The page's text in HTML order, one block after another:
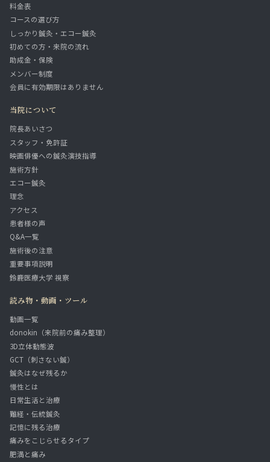
料金表
コースの選び方
しっかり鍼灸・エコー鍼灸
初めての方・来院の流れ
助成金・保険
メンバー制度
会員に有効期限はありません
当院について
院長あいさつ
スタッフ・免許証
映画俳優への鍼灸演技指導
施術方針
エコー鍼灸
理念
アクセス
患者様の声
Q&A一覧
施術後の注意
重要事項説明
鈴鹿医療大学 視察
読み物・動画・ツール
動画一覧
donokin（来院前の痛み整理）
3D立体動態波
GCT（刺さない鍼）
鍼灸はなぜ残るか
慢性とは
日常生活と治療
難経・伝統鍼灸
記憶に残る治療
痛みをこじらせるタイプ
肥満と痛み